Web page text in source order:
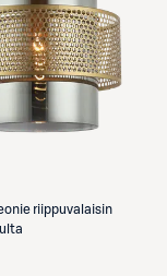
riippuvalaisin